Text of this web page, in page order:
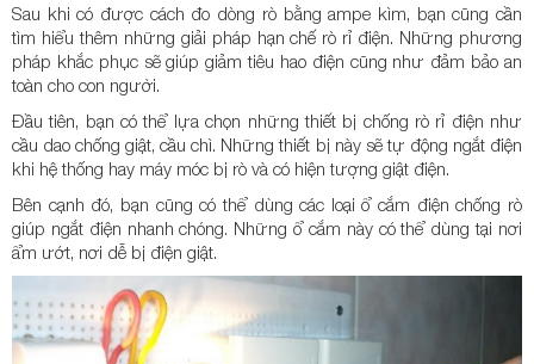
Sau khi có được cách đo dòng rò bằng ampe kìm, bạn cũng cần
tìm hiểu thêm những giải pháp hạn chế rò rỉ điện. Những phương
pháp khắc phục sẽ giúp giảm tiêu hao điện cũng như đảm bảo an
toàn cho con người.
Đầu tiên, bạn có thể lựa chọn những thiết bị chống rò rỉ điện như
cầu dao chống giật, cầu chì. Những thiết bị này sẽ tự động ngắt điện
khi hệ thống hay máy móc bị rò và có hiện tượng giật điện.
Bên cạnh đó, bạn cũng có thể dùng các loại ổ cắm điện chống rò
giúp ngắt điện nhanh chóng. Những ổ cắm này có thể dùng tại nơi
ẩm ướt, nơi dễ bị điện giật.